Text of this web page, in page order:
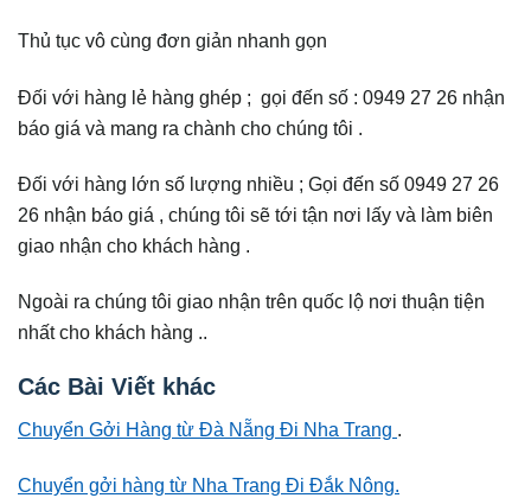
Thủ tục vô cùng đơn giản nhanh gọn
Đối với hàng lẻ hàng ghép ; gọi đến số : 0949 27 26 nhận
báo giá và mang ra chành cho chúng tôi .
Đối với hàng lớn số lượng nhiều ; Gọi đến số 0949 27 26
26 nhận báo giá , chúng tôi sẽ tới tận nơi lấy và làm biên
giao nhận cho khách hàng .
Ngoài ra chúng tôi giao nhận trên quốc lộ nơi thuận tiện
nhất cho khách hàng ..
Các Bài Viết khác
Chuyển Gởi Hàng từ Đà Nẵng Đi Nha Trang .
Chuyển gởi hàng từ Nha Trang Đi Đắk Nông.